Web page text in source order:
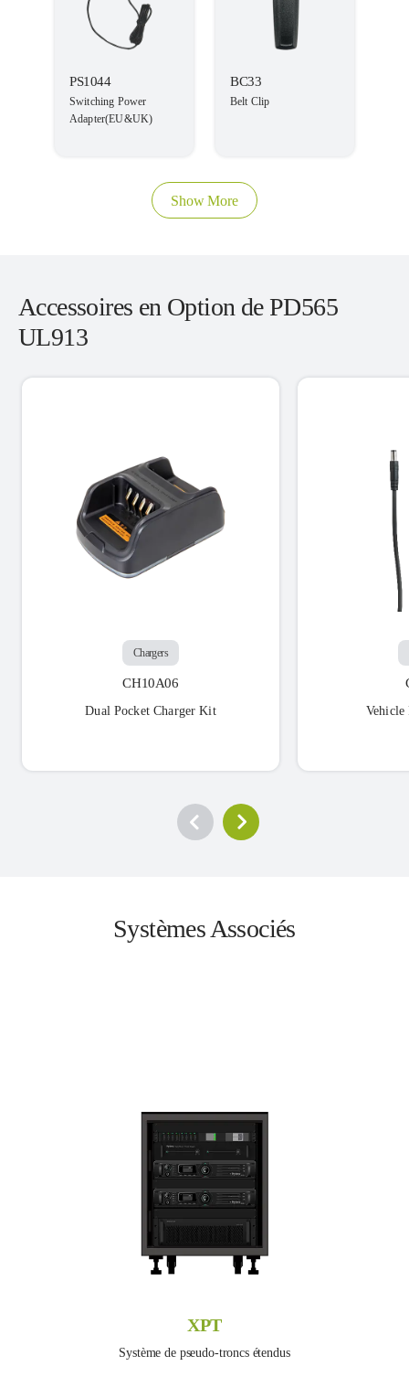
PS1044
Switching Power
Adapter(EU&UK)
BC33
Belt Clip
Show More
Accessoires en Option de PD565
UL913
Chargers
CH10A06
Dual Pocket Charger Kit Vehicle
Systèmes Associés
XPT
Système de pseudo-troncs étendus